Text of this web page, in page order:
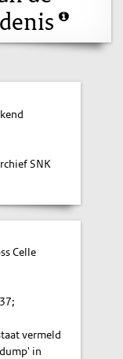
SNK
Celle
vermeld
in